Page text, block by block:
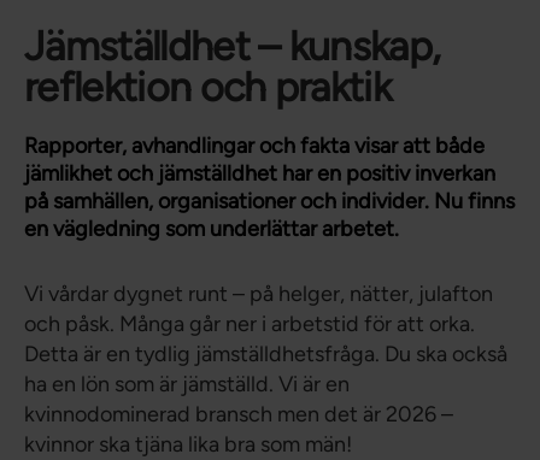
Jämställdhet – kunskap,
reflektion och praktik
Rapporter, avhandlingar och fakta visar att både
jämlikhet och jämställdhet har en positiv inverkan
på samhällen, organisationer och individer. Nu finns
en vägledning som underlättar arbetet.
Vi vårdar dygnet runt – på helger, nätter, julafton
och påsk. Många går ner i arbetstid för att orka.
Detta är en tydlig jämställdhetsfråga. Du ska också
ha en lön som är jämställd. Vi är en
kvinnodominerad bransch men det är 2026 –
kvinnor ska tjäna lika bra som män!